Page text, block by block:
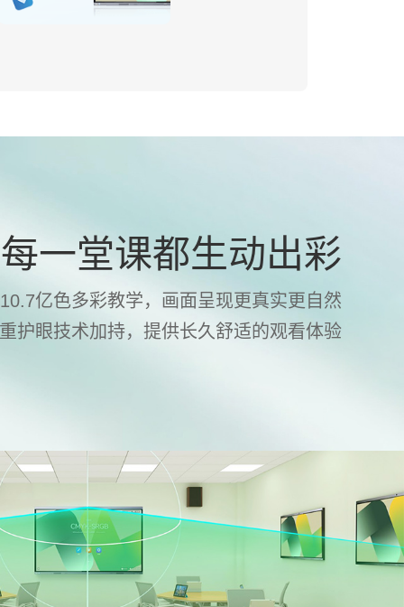
一堂课都生动出彩
亿色多彩教学，画面呈现更真实更自然
护眼技术加持，提供长久舒适的观看体验